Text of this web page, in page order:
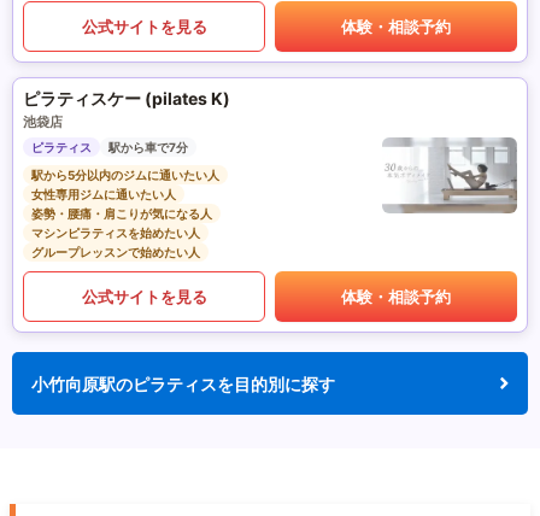
公式サイトを見る 体験・相談予約
ピラティスケー (pilates K)
池袋店
ピラティス
駅から車で7分
駅から5分以内のジムに通いたい人
女性専用ジムに通いたい人
姿勢・腰痛・肩こりが気になる人
マシンピラティスを始めたい人
グループレッスンで始めたい人
公式サイトを見る 体験・相談予約
小竹向原駅のピラティスを目的別に探す